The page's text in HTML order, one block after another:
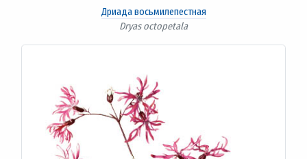
Дриада восьмилепестная
Dryas octopetala